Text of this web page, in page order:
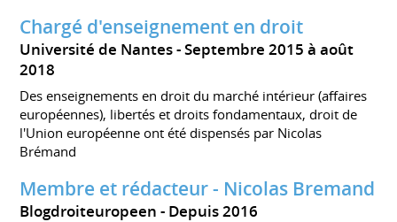
Chargé d'enseignement en droit
Université de Nantes
Septembre 2015 à août
2018
Des enseignements en droit du marché intérieur (affaires
européennes), libertés et droits fondamentaux, droit de
l'Union européenne ont été dispensés par Nicolas
Brémand
Membre et rédacteur - Nicolas Bremand
Blogdroiteuropeen Depuis 2016